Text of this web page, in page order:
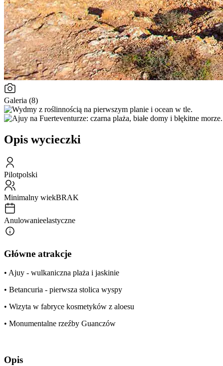
Galeria (8)
Opis wycieczki
Pilotpolski
Minimalny wiekBRAK
Anulowanieelastyczne
Główne atrakcje
• Ajuy - wulkaniczna plaża i jaskinie
• Betancuria - pierwsza stolica wyspy
• Wizyta w fabryce kosmetyków z aloesu
• Monumentalne rzeźby Guanczów
Opis